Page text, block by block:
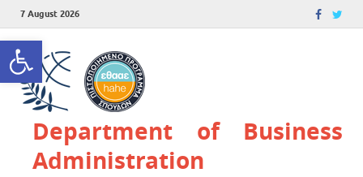
Open toolbar
7 August 2026
Department of Business
Administration